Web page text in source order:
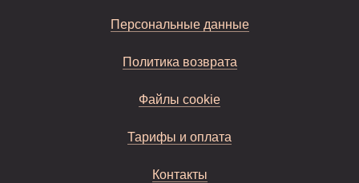
Персональные данные
Политика возврата
Файлы cookie
Тарифы и оплата
Контакты